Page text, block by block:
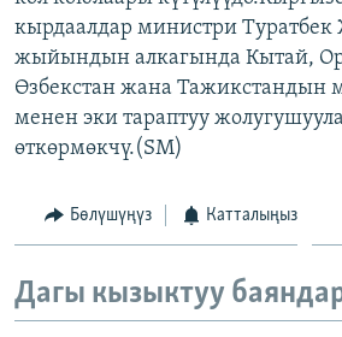
ЭЕ/АРнун бардык сайттары
кырдаалдар министри Туратбек
жыйындын алкагында Кытай,
Өзбекстан жана Тажикстандын
менен эки тараптуу
өткөрмөкчү.(SM)
Бөлүшүңүз Катталыңыз
Дагы кызыктуу